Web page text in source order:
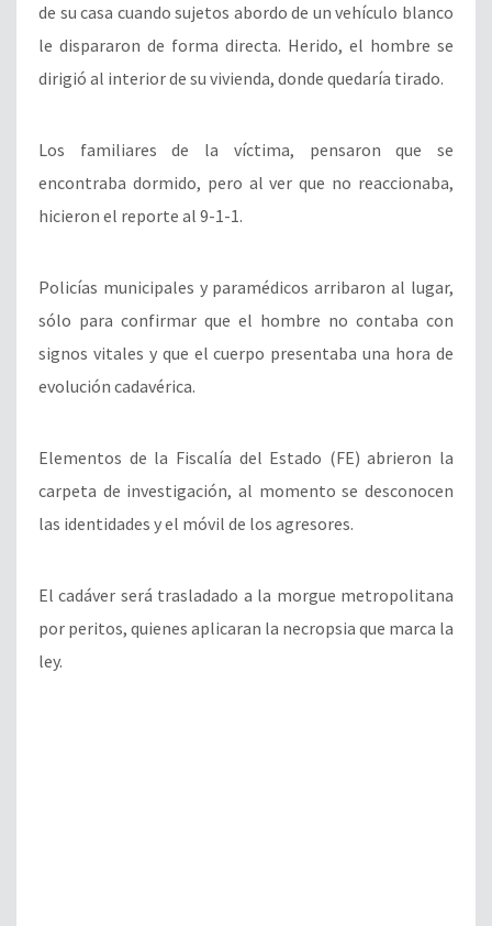
de su casa cuando sujetos abordo de un vehículo blanco
le dispararon de forma directa. Herido, el hombre se
dirigió al interior de su vivienda, donde quedaría tirado.
Los familiares de la víctima, pensaron que se
encontraba dormido, pero al ver que no reaccionaba,
hicieron el reporte al 9-1-1.
Policías municipales y paramédicos arribaron al lugar,
sólo para confirmar que el hombre no contaba con
signos vitales y que el cuerpo presentaba una hora de
evolución cadavérica.
Elementos de la Fiscalía del Estado (FE) abrieron la
carpeta de investigación, al momento se desconocen
las identidades y el móvil de los agresores.
El cadáver será trasladado a la morgue metropolitana
por peritos, quienes aplicaran la necropsia que marca la
ley.